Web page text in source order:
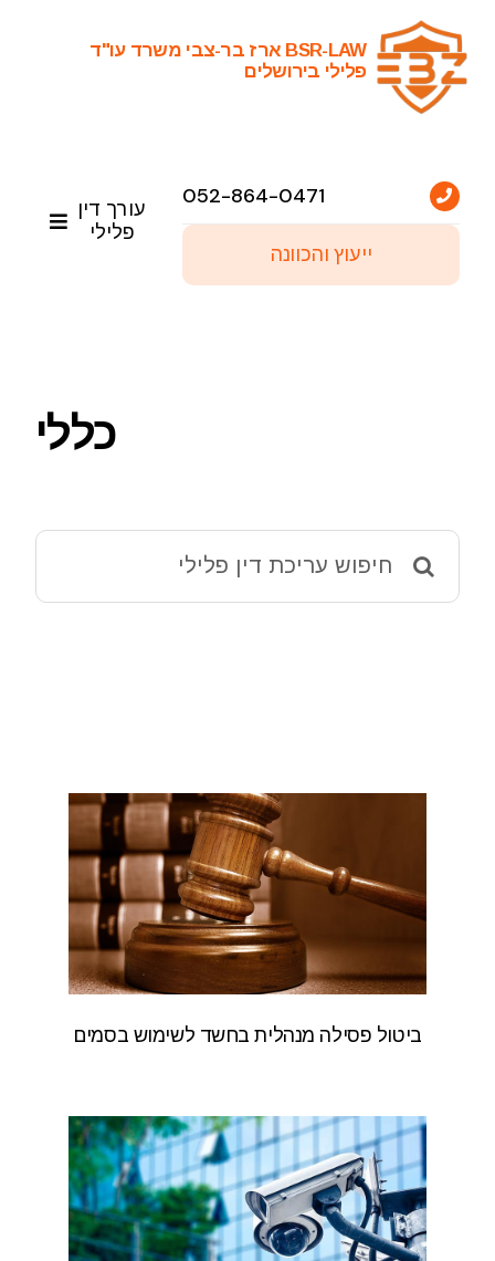
content
BSR-LAW ארז בר-צבי משרד עו"ד
פלילי בירושלים
עורך דין
פלילי
052-864-0471
ייעוץ והכוונה
כללי
for:
ביטול פסילה מנהלית בחשד לשימוש בסמים